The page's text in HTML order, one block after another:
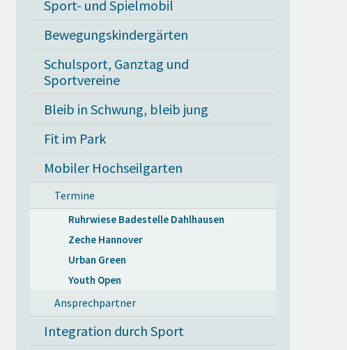
Sport- und Spielmobil
Bewegungskindergärten
Schulsport, Ganztag und
Sportvereine
Bleib in Schwung, bleib jung
Fit im Park
Mobiler Hochseilgarten
Termine
Ruhrwiese Badestelle Dahlhausen
Zeche Hannover
Urban Green
Youth Open
Ansprechpartner
Integration durch Sport